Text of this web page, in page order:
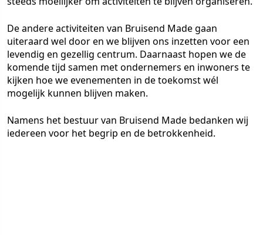
De andere activiteiten van Bruisend Made gaan
uiteraard wel door en we blijven ons inzetten voor een
levendig en gezellig centrum. Daarnaast hopen we de
komende tijd samen met ondernemers en inwoners te
kijken hoe we evenementen in de toekomst wél
mogelijk kunnen blijven maken.
Namens het bestuur van Bruisend Made bedanken wij
iedereen voor het begrip en de betrokkenheid.